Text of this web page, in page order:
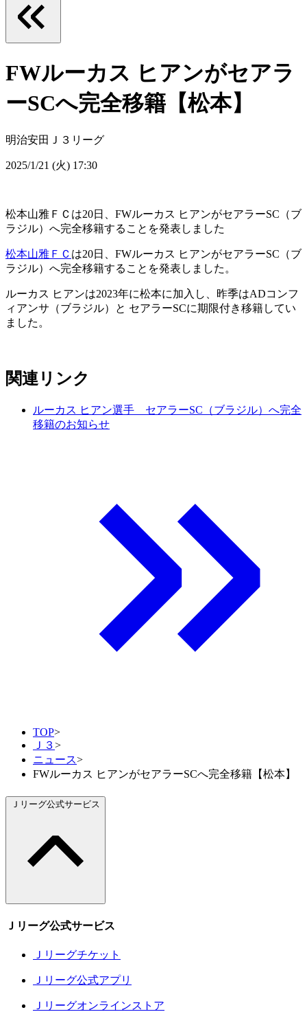
FWルーカス ヒアンがセアラ
ーSCへ完全移籍【松本】
明治安田Ｊ３リーグ
2025/1/21 (火) 17:30
松本山雅ＦＣは20日、FWルーカス ヒアンがセアラーSC（ブ
ラジル）へ完全移籍することを発表しました
松本山雅ＦＣ は20日、FWルーカス ヒアンがセアラーSC（ブ
ラジル）へ完全移籍することを発表しました。
ルーカス ヒアンは2023年に松本に加入し、昨季はADコンフ
ィアンサ（ブラジル）と セアラーSCに期限付き移籍してい
ました。
関連リンク
ルーカス ヒアン選手 セアラーSC（ブラジル）へ完全
移籍のお知らせ
TOP>
Ｊ３>
ニュース>
FWルーカス ヒアンがセアラーSCへ完全移籍【松本】
Ｊリーグ公式サービス
Ｊリーグ公式サービス
Ｊリーグチケット
Ｊリーグ公式アプリ
Ｊリーグオンラインストア